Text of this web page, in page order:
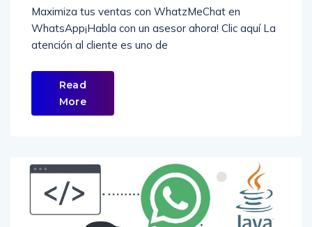
Maximiza tus ventas con WhatzMeChat en
WhatsApp¡Habla con un asesor ahora! Clic aquí La
atención al cliente es uno de
Read
More